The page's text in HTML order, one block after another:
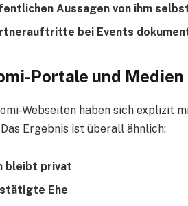
Aussagen von ihm
bei Events
Portale und
Webseiten haben sich explizit
Ergebnis ist überall ähnlich:
bleibt privat
Ehe